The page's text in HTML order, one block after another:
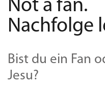
Not a fan.
Nachfolge
Bist du ein Fan
Jesu?